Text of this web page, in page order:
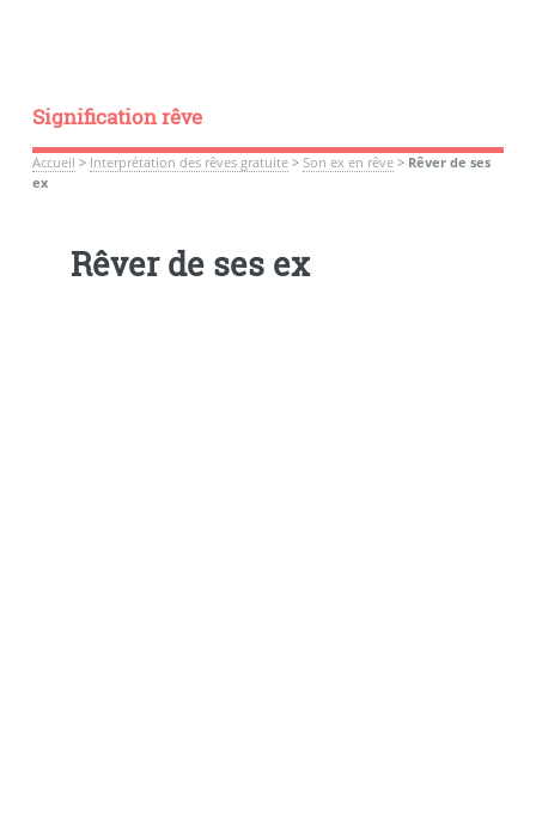
Signification rêve
Accueil > Interprétation des rêves gratuite> Son ex en rêve> Rêver de ses
ex
Rêver de ses ex